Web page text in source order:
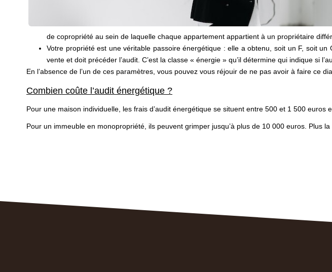
de copropriété au sein de laquelle chaque appartement appartient à un propriétaire
Votre propriété est une véritable passoire énergétique : elle a obtenu, soit un F, soit
vente et doit précéder l’audit. C’est la classe « énergie » qu’il détermine qui indique si
En l’absence de l’un de ces paramètres, vous pouvez vous réjouir de ne pas avoir à faire ce
Combien coûte l’audit énergétique ?
Pour une maison individuelle, les frais d’audit énergétique se situent entre 500 et 1 500 euros
Pour un immeuble en monopropriété, ils peuvent grimper jusqu’à plus de 10 000 euros. Plus